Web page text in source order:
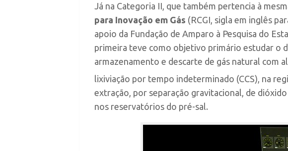
Já na Categoria II, que também pertencia à
para Inovação em Gás (RCGI, sigla em inglês
apoio da Fundação de Amparo à Pesquisa do
primeira teve como objetivo primário estudar o
armazenamento e descarte de gás natural com
lixiviação por tempo indeterminado (CCS), na
extração, por separação gravitacional, de
nos reservatórios do pré-sal.